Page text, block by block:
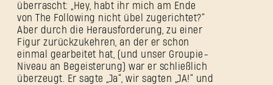
überrascht: „Hey, habt ihr mich am Ende
von The Following nicht übel zugerichtet?“
Aber durch die Herausforderung, zu einer
Figur zurückzukehren, an der er schon
einmal gearbeitet hat, (und unser Groupie-
Niveau an Begeisterung) war er schließlich
überzeugt. Er sagte „Ja“, wir sagten „JA!“ und